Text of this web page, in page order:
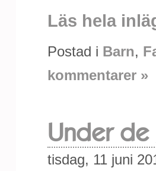
Läs hela
Postad i Barn,
kommentarer »
Under
tisdag, 11 juni